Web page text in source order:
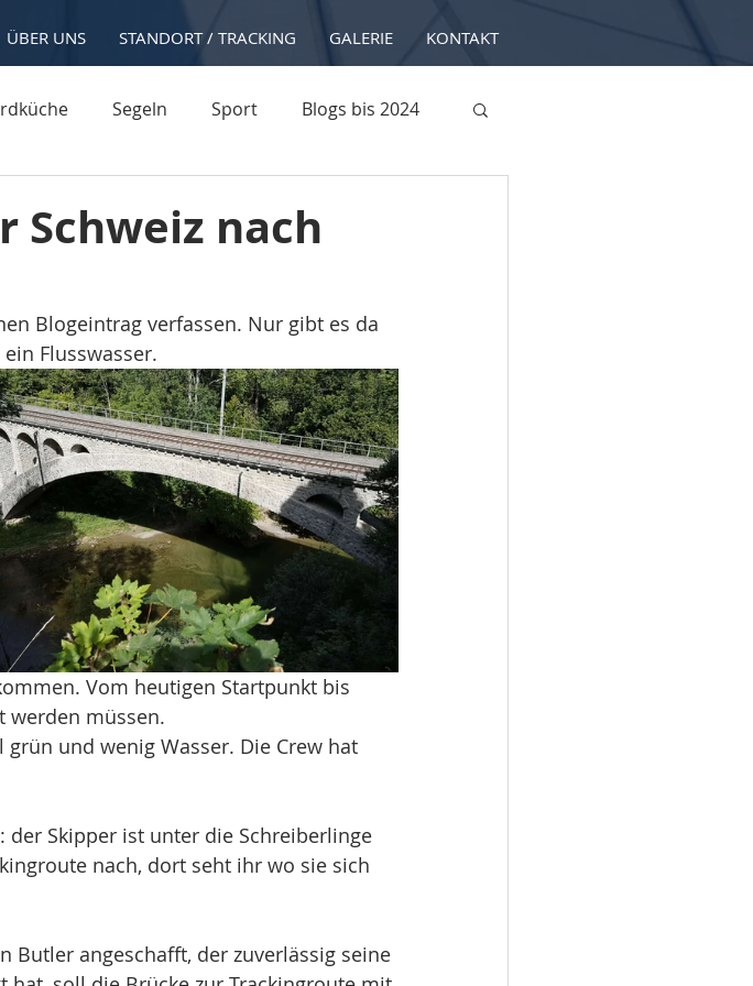
ÜBER UNS STANDORT / TRACKING GALERIE KONTAKT
Segeln Sport Blogs bis 2024
Schweiz nach
Blogeintrag verfassen. Nur gibt es da
Flusswasser.
Vom heutigen Startpunkt bis
werden müssen.
und wenig Wasser. Die Crew hat
Skipper ist unter die Schreiberlinge
nach, dort seht ihr wo sie sich
Butler angeschafft, der zuverlässig seine